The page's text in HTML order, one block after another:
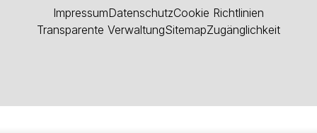
ImpressumDatenschutzCookie Richtlinien
Transparente VerwaltungSitemapZugänglichkeit